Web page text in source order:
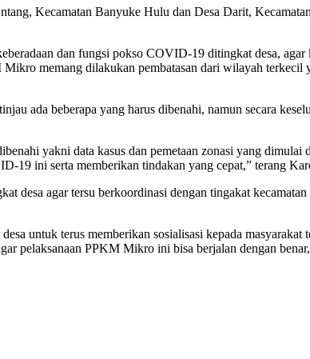
Kecamatan Banyuke Hulu dan Desa Darit,
dan fungsi pokso COVID-19 ditingkat desa,
memang dilakukan pembatasan dari wilayah
ada beberapa yang harus dibenahi, namun secara
yakni data kasus dan pemetaan zonasi yang
19 ini serta memberikan tindakan yang cepat,” terang
desa agar tersu berkoordinasi dengan tingakat
untuk terus memberikan sosialisasi kepada
pelaksanaan PPKM Mikro ini bisa berjalan dengan